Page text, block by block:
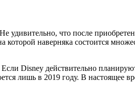
удивительно, что после
которой наверняка состоится
Disney действительно
лишь в 2019 году. В настоящее